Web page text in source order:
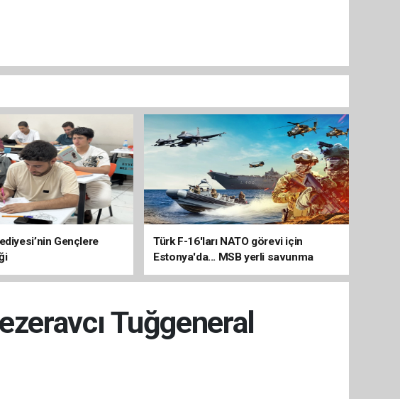
Gençlere
Türk F-16'ları NATO görevi için
Estonya'da... MSB yerli savunma
sistemleriyle güçleniyor
Tuğgeneral